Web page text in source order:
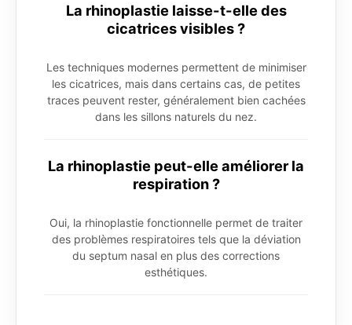
La rhinoplastie laisse-t-elle des
cicatrices visibles ?
Les techniques modernes permettent de minimiser
les cicatrices, mais dans certains cas, de petites
traces peuvent rester, généralement bien cachées
dans les sillons naturels du nez.
La rhinoplastie peut-elle améliorer la
respiration ?
Oui, la rhinoplastie fonctionnelle permet de traiter
des problèmes respiratoires tels que la déviation
du septum nasal en plus des corrections
esthétiques.